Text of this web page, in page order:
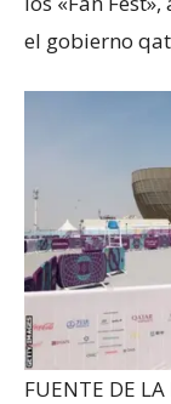
el gobierno
FUENTE DE